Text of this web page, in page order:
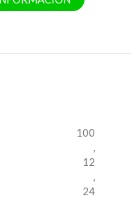
100
,
12
,
24